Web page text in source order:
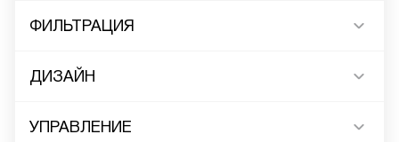
ФИЛЬТРАЦИЯ
ДИЗАЙН
УПРАВЛЕНИЕ